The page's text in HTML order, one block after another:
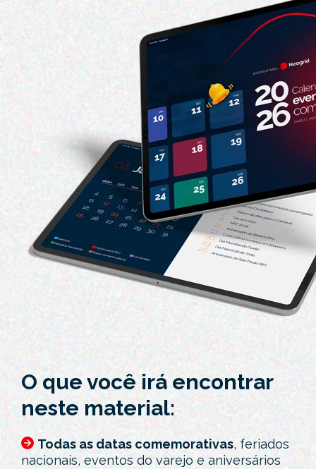
O que você irá encontrar
neste material:
Todas as datas comemorativas, feriados
nacionais, eventos do varejo e aniversários